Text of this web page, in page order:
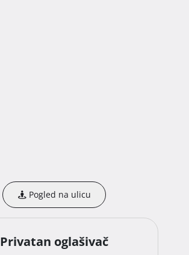
Pogled na ulicu
Privatan oglašivač